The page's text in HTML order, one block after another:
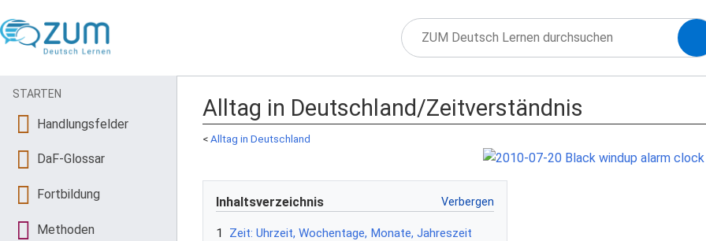
Alltag in Deutschland/Zeitverständnis
< Alltag in Deutschland
Inhaltsverzeichnis
1
Zeit: Uhrzeit, Wochentage, Monate, Jahreszeit
STARTEN
Handlungsfelder
DaF-Glossar
Fortbildung
Methoden